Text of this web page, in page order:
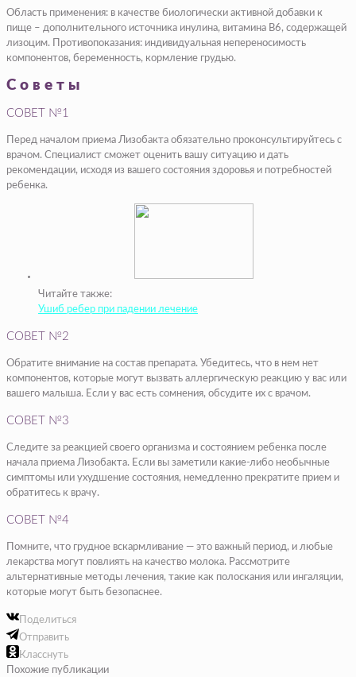
Область применения: в качестве биологически активной добавки к
пище – дополнительного источника инулина, витамина В6, содержащей
лизоцим. Противопоказания: индивидуальная непереносимость
компонентов, беременность, кормление грудью.
Советы
СОВЕТ №1
Перед началом приема Лизобакта обязательно проконсультируйтесь с
врачом. Специалист сможет оценить вашу ситуацию и дать
рекомендации, исходя из вашего состояния здоровья и потребностей
ребенка.
Читайте также:
Ушиб ребер при падении лечение
СОВЕТ №2
Обратите внимание на состав препарата. Убедитесь, что в нем нет
компонентов, которые могут вызвать аллергическую реакцию у вас или
вашего малыша. Если у вас есть сомнения, обсудите их с врачом.
СОВЕТ №3
Следите за реакцией своего организма и состоянием ребенка после
начала приема Лизобакта. Если вы заметили какие-либо необычные
симптомы или ухудшение состояния, немедленно прекратите прием и
обратитесь к врачу.
СОВЕТ №4
Помните, что грудное вскармливание — это важный период, и любые
лекарства могут повлиять на качество молока. Рассмотрите
альтернативные методы лечения, такие как полоскания или ингаляции,
которые могут быть безопаснее.
Поделиться
Отправить
Класснуть
Похожие публикации